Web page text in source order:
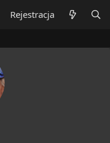
Rejestracja